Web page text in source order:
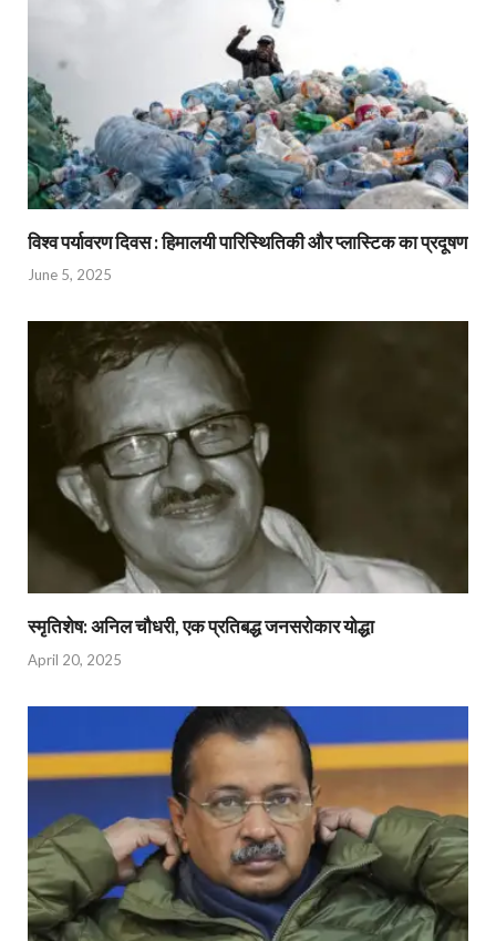
विश्व पर्यावरण दिवस : हिमालयी पारिस्थितिकी और प्लास्टिक का प्रदूषण
June 5, 2025
स्मृतिशेष: अनिल चौधरी, एक प्रतिबद्ध जनसरोकार योद्धा​
April 20, 2025